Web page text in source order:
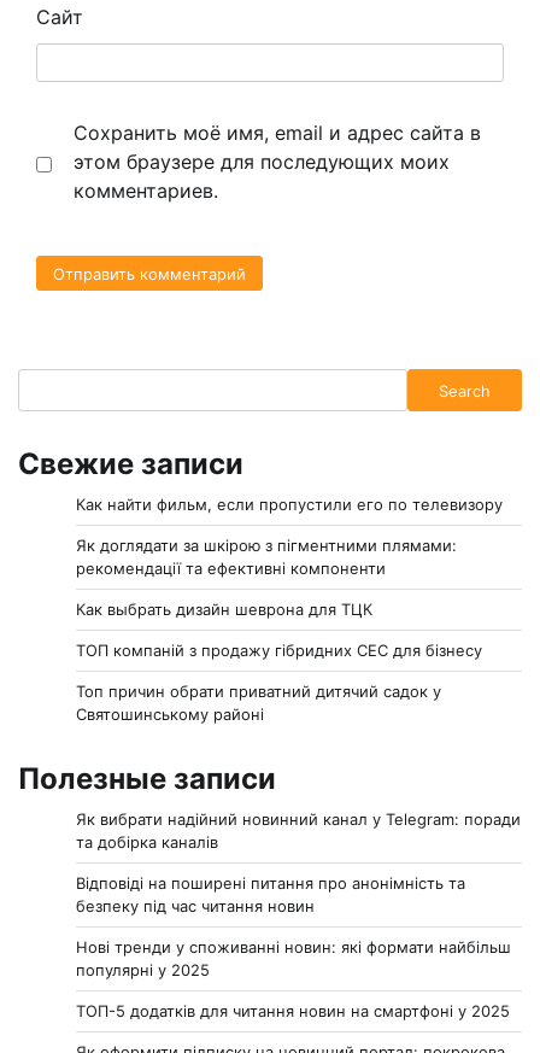
Сайт
Сохранить моё имя, email и адрес сайта в
этом браузере для последующих моих
комментариев.
Search
Свежие записи
Как найти фильм, если пропустили его по телевизору
Як доглядати за шкірою з пігментними плямами:
рекомендації та ефективні компоненти
Как выбрать дизайн шеврона для ТЦК
ТОП компаній з продажу гібридних СЕС для бізнесу
Топ причин обрати приватний дитячий садок у
Святошинському районі
Полезные записи
Як вибрати надійний новинний канал у Telegram: поради
та добірка каналів
Відповіді на поширені питання про анонімність та
безпеку під час читання новин
Нові тренди у споживанні новин: які формати найбільш
популярні у 2025
ТОП-5 додатків для читання новин на смартфоні у 2025